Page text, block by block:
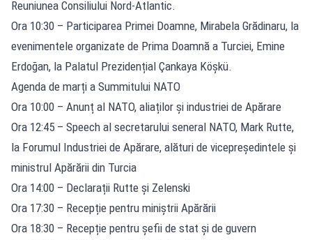
Reuniunea Consiliului Nord-Atlantic.
Ora 10:30 – Participarea Primei Doamne, Mirabela Grădinaru, la
evenimentele organizate de Prima Doamnă a Turciei, Emine
Erdoğan, la Palatul Prezidențial Çankaya Köşkü.
Agenda de marți a Summitului NATO
Ora 10:00 – Anunț al NATO, aliaților și industriei de Apărare
Ora 12:45 – Speech al secretarului seneral NATO, Mark Rutte,
la Forumul Industriei de Apărare, alături de vicepreședintele și
ministrul Apărării din Turcia
Ora 14:00 – Declarații Rutte și Zelenski
Ora 17:30 – Recepție pentru miniștrii Apărării
Ora 18:30 – Recepție pentru șefii de stat și de guvern